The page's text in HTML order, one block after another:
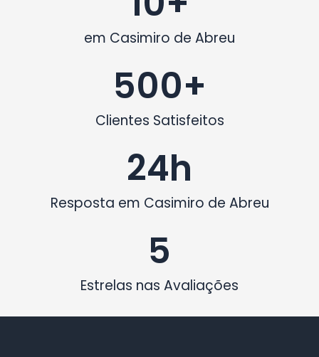
em Casimiro de Abreu
Clientes Satisfeitos
500+
Resposta em Casimiro de Abreu
24h
Estrelas nas Avaliações
5